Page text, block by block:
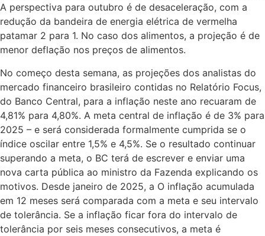
A perspectiva para outubro é de desaceleração, com a
redução da bandeira de energia elétrica de vermelha
patamar 2 para 1. No caso dos alimentos, a projeção é de
menor deflação nos preços de alimentos.
No começo desta semana, as projeções dos analistas do
mercado financeiro brasileiro contidas no Relatório Focus,
do Banco Central, para a inflação neste ano recuaram de
4,81% para 4,80%. A meta central de inflação é de 3% para
2025 – e será considerada formalmente cumprida se o
índice oscilar entre 1,5% e 4,5%. Se o resultado continuar
superando a meta, o BC terá de escrever e enviar uma
nova carta pública ao ministro da Fazenda explicando os
motivos. Desde janeiro de 2025, a O inflação acumulada
em 12 meses será comparada com a meta e seu intervalo
de tolerância. Se a inflação ficar fora do intervalo de
tolerância por seis meses consecutivos, a meta é